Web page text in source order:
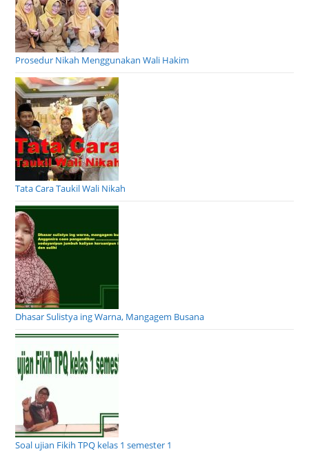
Prosedur Nikah Menggunakan Wali Hakim
Tata Cara Taukil Wali Nikah
Dhasar Sulistya ing Warna, Mangagem Busana
Soal ujian Fikih TPQ kelas 1 semester 1